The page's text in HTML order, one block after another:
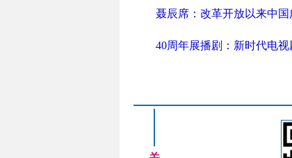
聂辰席：改革开放以来中国
40周年展播剧：新时代电视